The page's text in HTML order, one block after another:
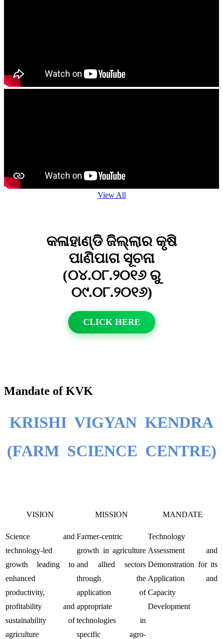
View All
କଳାହାଣ୍ଡି ଜିଲ୍ଲାର କୃଷି
ପାଣିପାଗ ସୂଚନା
(୦୪.୦୮.୨୦୧୬ ରୁ
୦୯.୦୮.୨୦୧୬)
CLICK HERE
Mandate of KVK
KRISHI VIGYAN KENDRA
(FARM SCIENCE CENTRE)
VISION
Science and
technology-led
growth leading to
enhanced
productivity,
profitability and
sustainability of
agriculture
MISSION
Farmer-centric
growth in agriculture
and allied sectors
through the
application of
appropriate
technologies in
specific agro-
MANDATE
Technology
Assessment and
Demonstration for its
Application and
Capacity
Development